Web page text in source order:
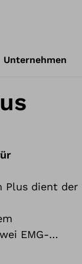
Unternehmen
Plus dient der
EMG-